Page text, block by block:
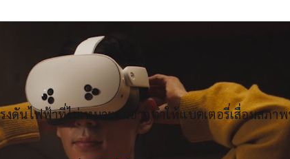
ดันไฟฟ้าที่ไม่เหมาะสมอาจทำให้แบตเตอรี่เสื่อมสภา